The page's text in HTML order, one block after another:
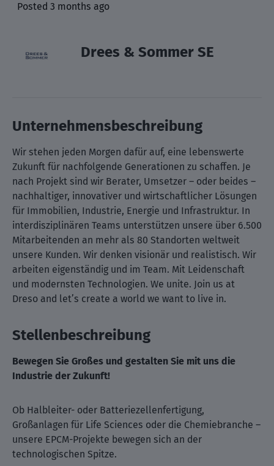
Posted 3 months ago
Drees & Sommer SE
Unternehmensbeschreibung
Wir stehen jeden Morgen dafür auf, eine lebenswerte
Zukunft für nachfolgende Generationen zu schaffen. Je
nach Projekt sind wir Berater, Umsetzer – oder beides –
nachhaltiger, innovativer und wirtschaftlicher Lösungen
für Immobilien, Industrie, Energie und Infrastruktur. In
interdisziplinären Teams unterstützen unsere über 6.500
Mitarbeitenden an mehr als 80 Standorten weltweit
unsere Kunden. Wir denken visionär und realistisch. Wir
arbeiten eigenständig und im Team. Mit Leidenschaft
und modernsten Technologien. We unite. Join us at
Dreso and let’s create a world we want to live in.
Stellenbeschreibung
Bewegen Sie Großes und gestalten Sie mit uns die
Industrie der Zukunft!
Ob Halbleiter- oder Batteriezellenfertigung,
Großanlagen für Life Sciences oder die Chemiebranche –
unsere EPCM-Projekte bewegen sich an der
technologischen Spitze.